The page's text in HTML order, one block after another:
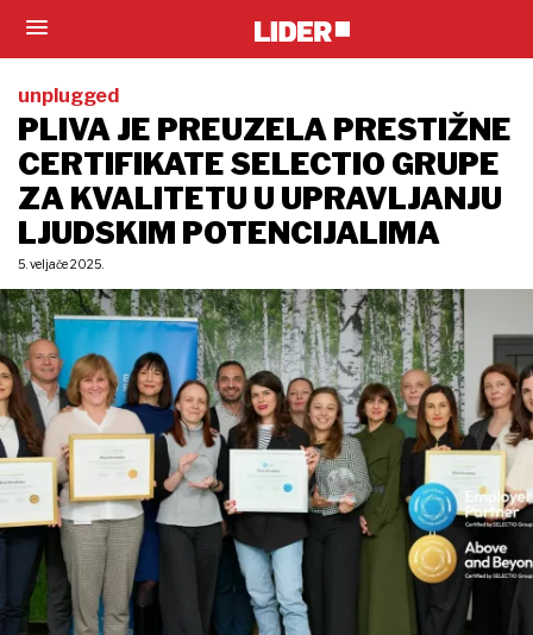
unplugged
PLIVA JE PREUZELA PRESTIŽNE
CERTIFIKATE SELECTIO GRUPE
ZA KVALITETU U UPRAVLJANJU
LJUDSKIM POTENCIJALIMA
5. veljače 2025.